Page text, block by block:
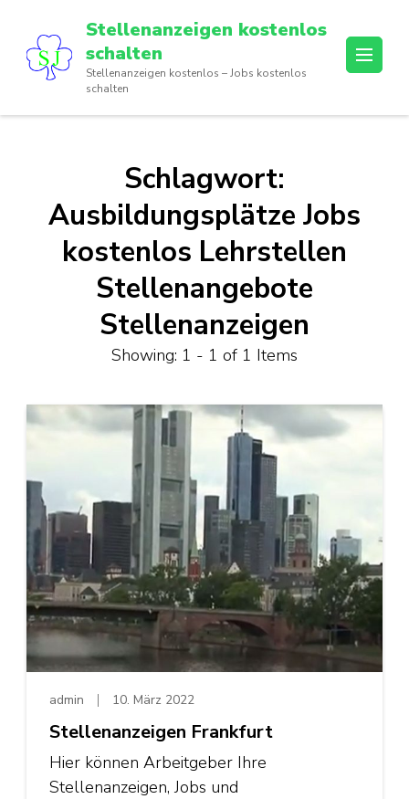
content
Enter)
Stellenanzeigen kostenlos
schalten
Stellenanzeigen kostenlos – Jobs kostenlos
schalten
Schlagwort:
Ausbildungsplätze Jobs
kostenlos Lehrstellen
Stellenangebote
Stellenanzeigen
Showing: 1 - 1 of 1 Items
admin 10. März 2022
Stellenanzeigen Frankfurt
Hier können Arbeitgeber Ihre
Stellenanzeigen, Jobs und